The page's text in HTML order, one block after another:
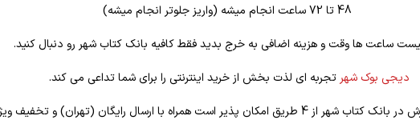
ساعت ها وقت و هزینه اضافی به خرج بدید فقط کافیه بانک کتاب شهر رو دنبال کنید.
دیجی بوک شهر تجربه ای لذت بخش از خرید اینترنتی را برای شما تداعی می کند.
4 طریق امکان پذیر است همراه با ارسال رایگان (تهران) و تخفیف ویژه